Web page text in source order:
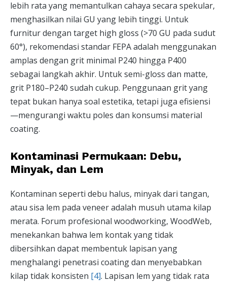
lebih rata yang memantulkan cahaya secara spekular,
menghasilkan nilai GU yang lebih tinggi. Untuk
furnitur dengan target high gloss (>70 GU pada sudut
60°), rekomendasi standar FEPA adalah menggunakan
amplas dengan grit minimal P240 hingga P400
sebagai langkah akhir. Untuk semi-gloss dan matte,
grit P180–P240 sudah cukup. Penggunaan grit yang
tepat bukan hanya soal estetika, tetapi juga efisiensi
—mengurangi waktu poles dan konsumsi material
coating.
Kontaminasi Permukaan: Debu,
Minyak, dan Lem
Kontaminan seperti debu halus, minyak dari tangan,
atau sisa lem pada veneer adalah musuh utama kilap
merata. Forum profesional woodworking, WoodWeb,
menekankan bahwa lem kontak yang tidak
dibersihkan dapat membentuk lapisan yang
menghalangi penetrasi coating dan menyebabkan
kilap tidak konsisten [4]. Lapisan lem yang tidak rata